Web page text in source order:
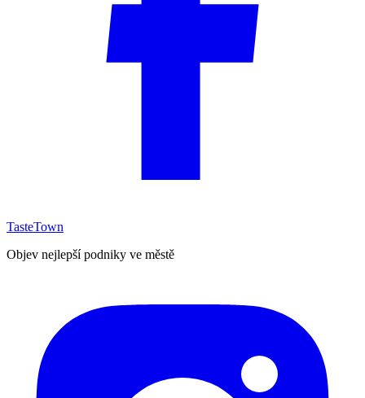
TasteTown
Objev nejlepší podniky ve městě